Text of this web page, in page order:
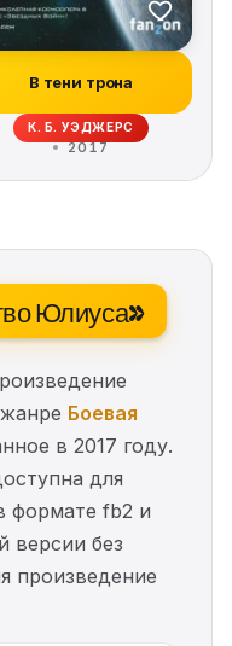
В тени трона
К. Б. УЭДЖЕРС
2017
Юлиуса»
Боевая
в 2017 году.
для
формате fb2 и
версии без
произведение